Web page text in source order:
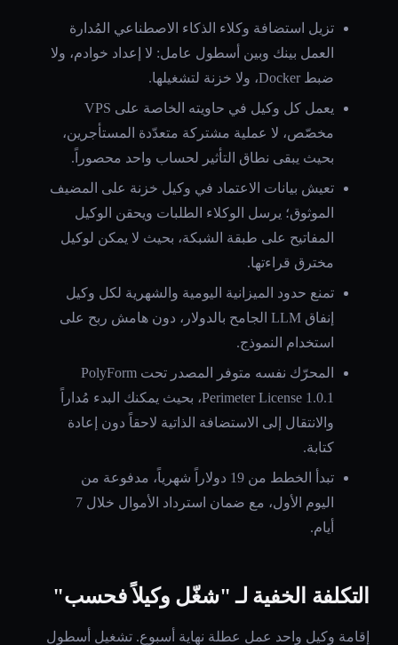
تزيل استضافة وكلاء الذكاء الاصطناعي المُدارة
العمل بينك وبين أسطول عامل: لا إعداد خوادم، ولا
ضبط Docker، ولا خزنة لتشغيلها.
يعمل كل وكيل في حاويته الخاصة على VPS
مخصّص، لا عملية مشتركة متعدّدة المستأجرين،
بحيث يبقى نطاق التأثير لحساب واحد محصوراً.
تعيش بيانات الاعتماد في وكيل خزنة على المضيف
الموثوق؛ يرسل الوكلاء الطلبات ويحقن الوكيل
المفاتيح على طبقة الشبكة، بحيث لا يمكن لوكيل
مخترق قراءتها.
تمنع حدود الميزانية اليومية والشهرية لكل وكيل
إنفاق LLM الجامح بالدولار، دون هامش ربح على
استخدام النموذج.
المحرّك نفسه متوفر المصدر تحت PolyForm
Perimeter License 1.0.1، بحيث يمكنك البدء مُداراً
والانتقال إلى الاستضافة الذاتية لاحقاً دون إعادة
كتابة.
تبدأ الخطط من 19 دولاراً شهرياً، مدفوعة من
اليوم الأول، مع ضمان استرداد الأموال خلال 7
أيام.
التكلفة الخفية لـ "شغّل وكيلاً فحسب"
إقامة وكيل واحد عمل عطلة نهاية أسبوع. تشغيل أسطول